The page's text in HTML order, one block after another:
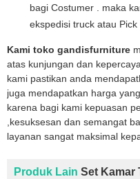
bagi Costumer . maka
ekspedisi truck atau Pick
Kami toko gandisfurniture
atas kunjungan dan
kami pastikan anda
juga mendapatkan harga
karena bagi kami kepuasan
,kesuksesan dan semangat
layanan sangat maksimal
Produk Lain Set Kamar